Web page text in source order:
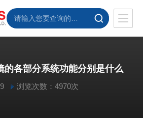
的各部分系统功能分别是什么
浏览次数：4970次